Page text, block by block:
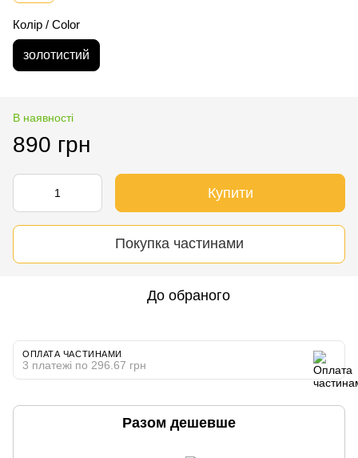
Колір / Color
золотистий
В наявності
890 грн
Купити
Покупка частинами
До обраного
ОПЛАТА ЧАСТИНАМИ
3 платежі по 296.67 грн
Разом дешевше